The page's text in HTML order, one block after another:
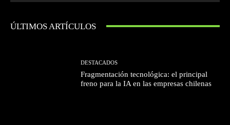
ÚLTIMOS ARTÍCULOS
DESTACADOS
Fragmentación tecnológica: el principal
freno para la IA en las empresas chilenas